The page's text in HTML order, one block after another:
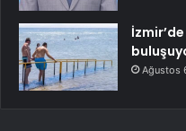
Ağustos